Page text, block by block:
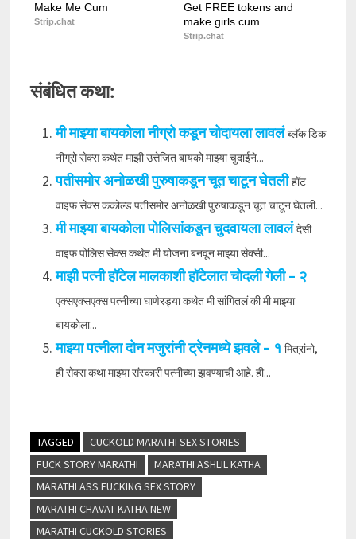
Make Me Cum
Strip.chat
Get FREE tokens and
make girls cum
Strip.chat
संबंधित कथा:
मी माझ्या बायकोला नीग्रो कडून चोदायला लावलं ब्लॅक डिक
नीग्रो सेक्स कथेत माझी उत्तेजित बायको माझ्या चुदाईने...
पतीसमोर अनोळखी पुरुषाकडून चूत चाटून घेतली हॉट
वाइफ सेक्स ककोल्ड पतीसमोर अनोळखी पुरुषाकडून चूत चाटून घेतली...
मी माझ्या बायकोला पोलिसांकडून चुदवायला लावलं देसी
वाइफ पोलिस सेक्स कथेत मी योजना बनवून माझ्या सेक्सी...
माझी पत्नी हॉटेल मालकाशी हॉटेलात चोदली गेली – २
एक्सएक्सएक्स पत्नीच्या घाणेरड्या कथेत मी सांगितलं की मी माझ्या
बायकोला...
माझ्या पत्नीला दोन मजुरांनी ट्रेनमध्ये झवले – १ मित्रांनो,
ही सेक्स कथा माझ्या संस्कारी पत्नीच्या झवण्याची आहे. ही...
TAGGED
CUCKOLD MARATHI SEX STORIES
FUCK STORY MARATHI
MARATHI ASHLIL KATHA
MARATHI ASS FUCKING SEX STORY
MARATHI CHAVAT KATHA NEW
MARATHI CUCKOLD STORIES